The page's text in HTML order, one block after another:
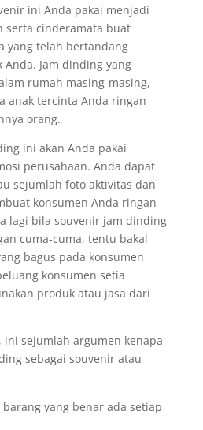
ini Anda pakai menjadi
serta cinderamata buat
yang telah bertandang
Jam dinding yang
rumah masing-masing,
anak tercinta Anda ringan
orang.
ini akan Anda pakai
perusahaan. Anda dapat
sejumlah foto aktivitas dan
konsumen Anda ringan
lagi bila souvenir jam dinding
cuma-cuma, tentu bakal
bagus pada konsumen
konsumen setia
produk atau jasa dari
sejumlah argumen kenapa
sebagai souvenir atau
yang benar ada setiap